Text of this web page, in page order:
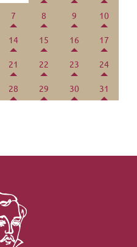
7 8 9 10
14 15 16 17
21 22 23 24
28 29 30 31